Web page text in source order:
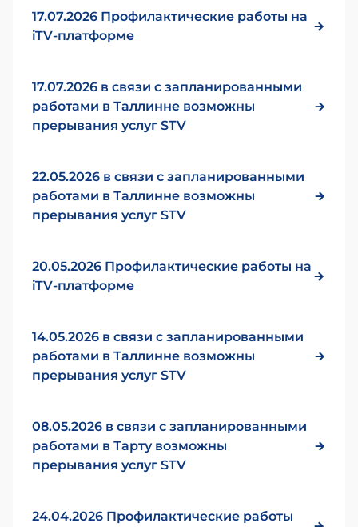
17.07.2026 Профилактические работы на
iTV-платформе
17.07.2026 в связи с запланированными
работами в Таллинне возможны
прерывания услуг STV
22.05.2026 в связи с запланированными
работами в Таллинне возможны
прерывания услуг STV
20.05.2026 Профилактические работы на
iTV-платформе
14.05.2026 в связи с запланированными
работами в Таллинне возможны
прерывания услуг STV
08.05.2026 в связи с запланированными
работами в Тарту возможны
прерывания услуг STV
24.04.2026 Профилактические работы